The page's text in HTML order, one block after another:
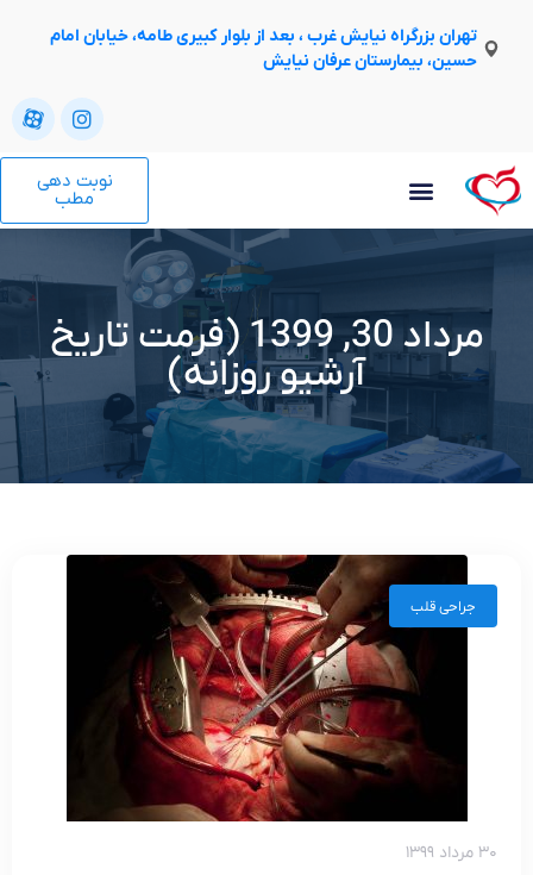
تهران بزرگراه نیایش غرب ، بعد از بلوار کبیری طامه، خیابان امام
حسین، بیمارستان عرفان نیایش
نوبت دهی
مطب
مرداد 30, 1399 (فرمت تاریخ
آرشیو روزانه)
جراحی قلب
۳۰ مرداد ۱۳۹۹